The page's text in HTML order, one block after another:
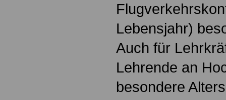
Lebensjahr)
Auch für
Lehrende an
besondere